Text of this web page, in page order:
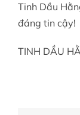
Tinh Dầu
đáng tin cậy!
TINH DẦU